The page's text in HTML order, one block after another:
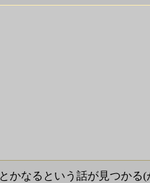
かなるという話が見つかる(